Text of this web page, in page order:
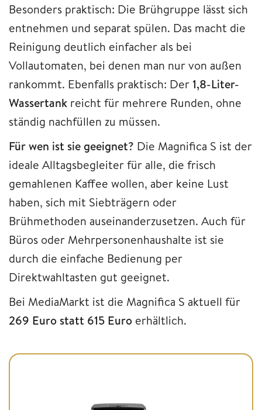
Besonders praktisch: Die Brühgruppe lässt sich
entnehmen und separat spülen. Das macht die
Reinigung deutlich einfacher als bei
Vollautomaten, bei denen man nur von außen
rankommt. Ebenfalls praktisch: Der1,8-Liter-
Wassertank reicht für mehrere Runden, ohne
ständig nachfüllen zu müssen.
Für wen ist sie geeignet? Die Magnifica S ist der
ideale Alltagsbegleiter für alle, die frisch
gemahlenen Kaffee wollen, aber keine Lust
haben, sich mit Siebträgern oder
Brühmethoden auseinanderzusetzen. Auch für
Büros oder Mehrpersonenhaushalte ist sie
durch die einfache Bedienung per
Direktwahltasten gut geeignet.
Bei MediaMarkt ist die Magnifica S aktuell für
269 Euro statt 615 Euro erhältlich.